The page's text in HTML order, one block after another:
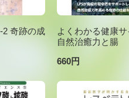
2 奇跡の成
よくわかる健康
自然治癒力と腸
660円